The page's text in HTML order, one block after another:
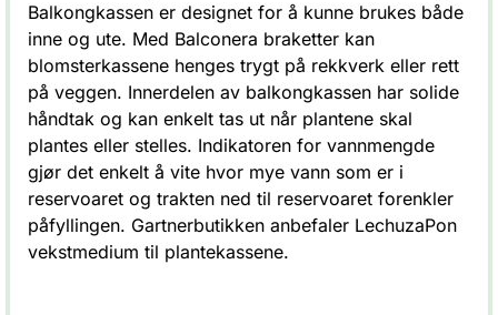
Balkongkassen er designet for å kunne brukes både
inne og ute. Med Balconera braketter kan
blomsterkassene henges trygt på rekkverk eller rett
på veggen. Innerdelen av balkongkassen har solide
håndtak og kan enkelt tas ut når plantene skal
plantes eller stelles. Indikatoren for vannmengde
gjør det enkelt å vite hvor mye vann som er i
reservoaret og trakten ned til reservoaret forenkler
påfyllingen. Gartnerbutikken anbefaler LechuzaPon
vekstmedium til plantekassene.